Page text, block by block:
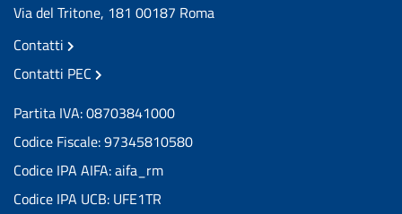
Via del Tritone, 181 00187 Roma
Contatti
Contatti PEC
Partita IVA: 08703841000
Codice Fiscale: 97345810580
Codice IPA AIFA: aifa_rm
Codice IPA UCB: UFE1TR